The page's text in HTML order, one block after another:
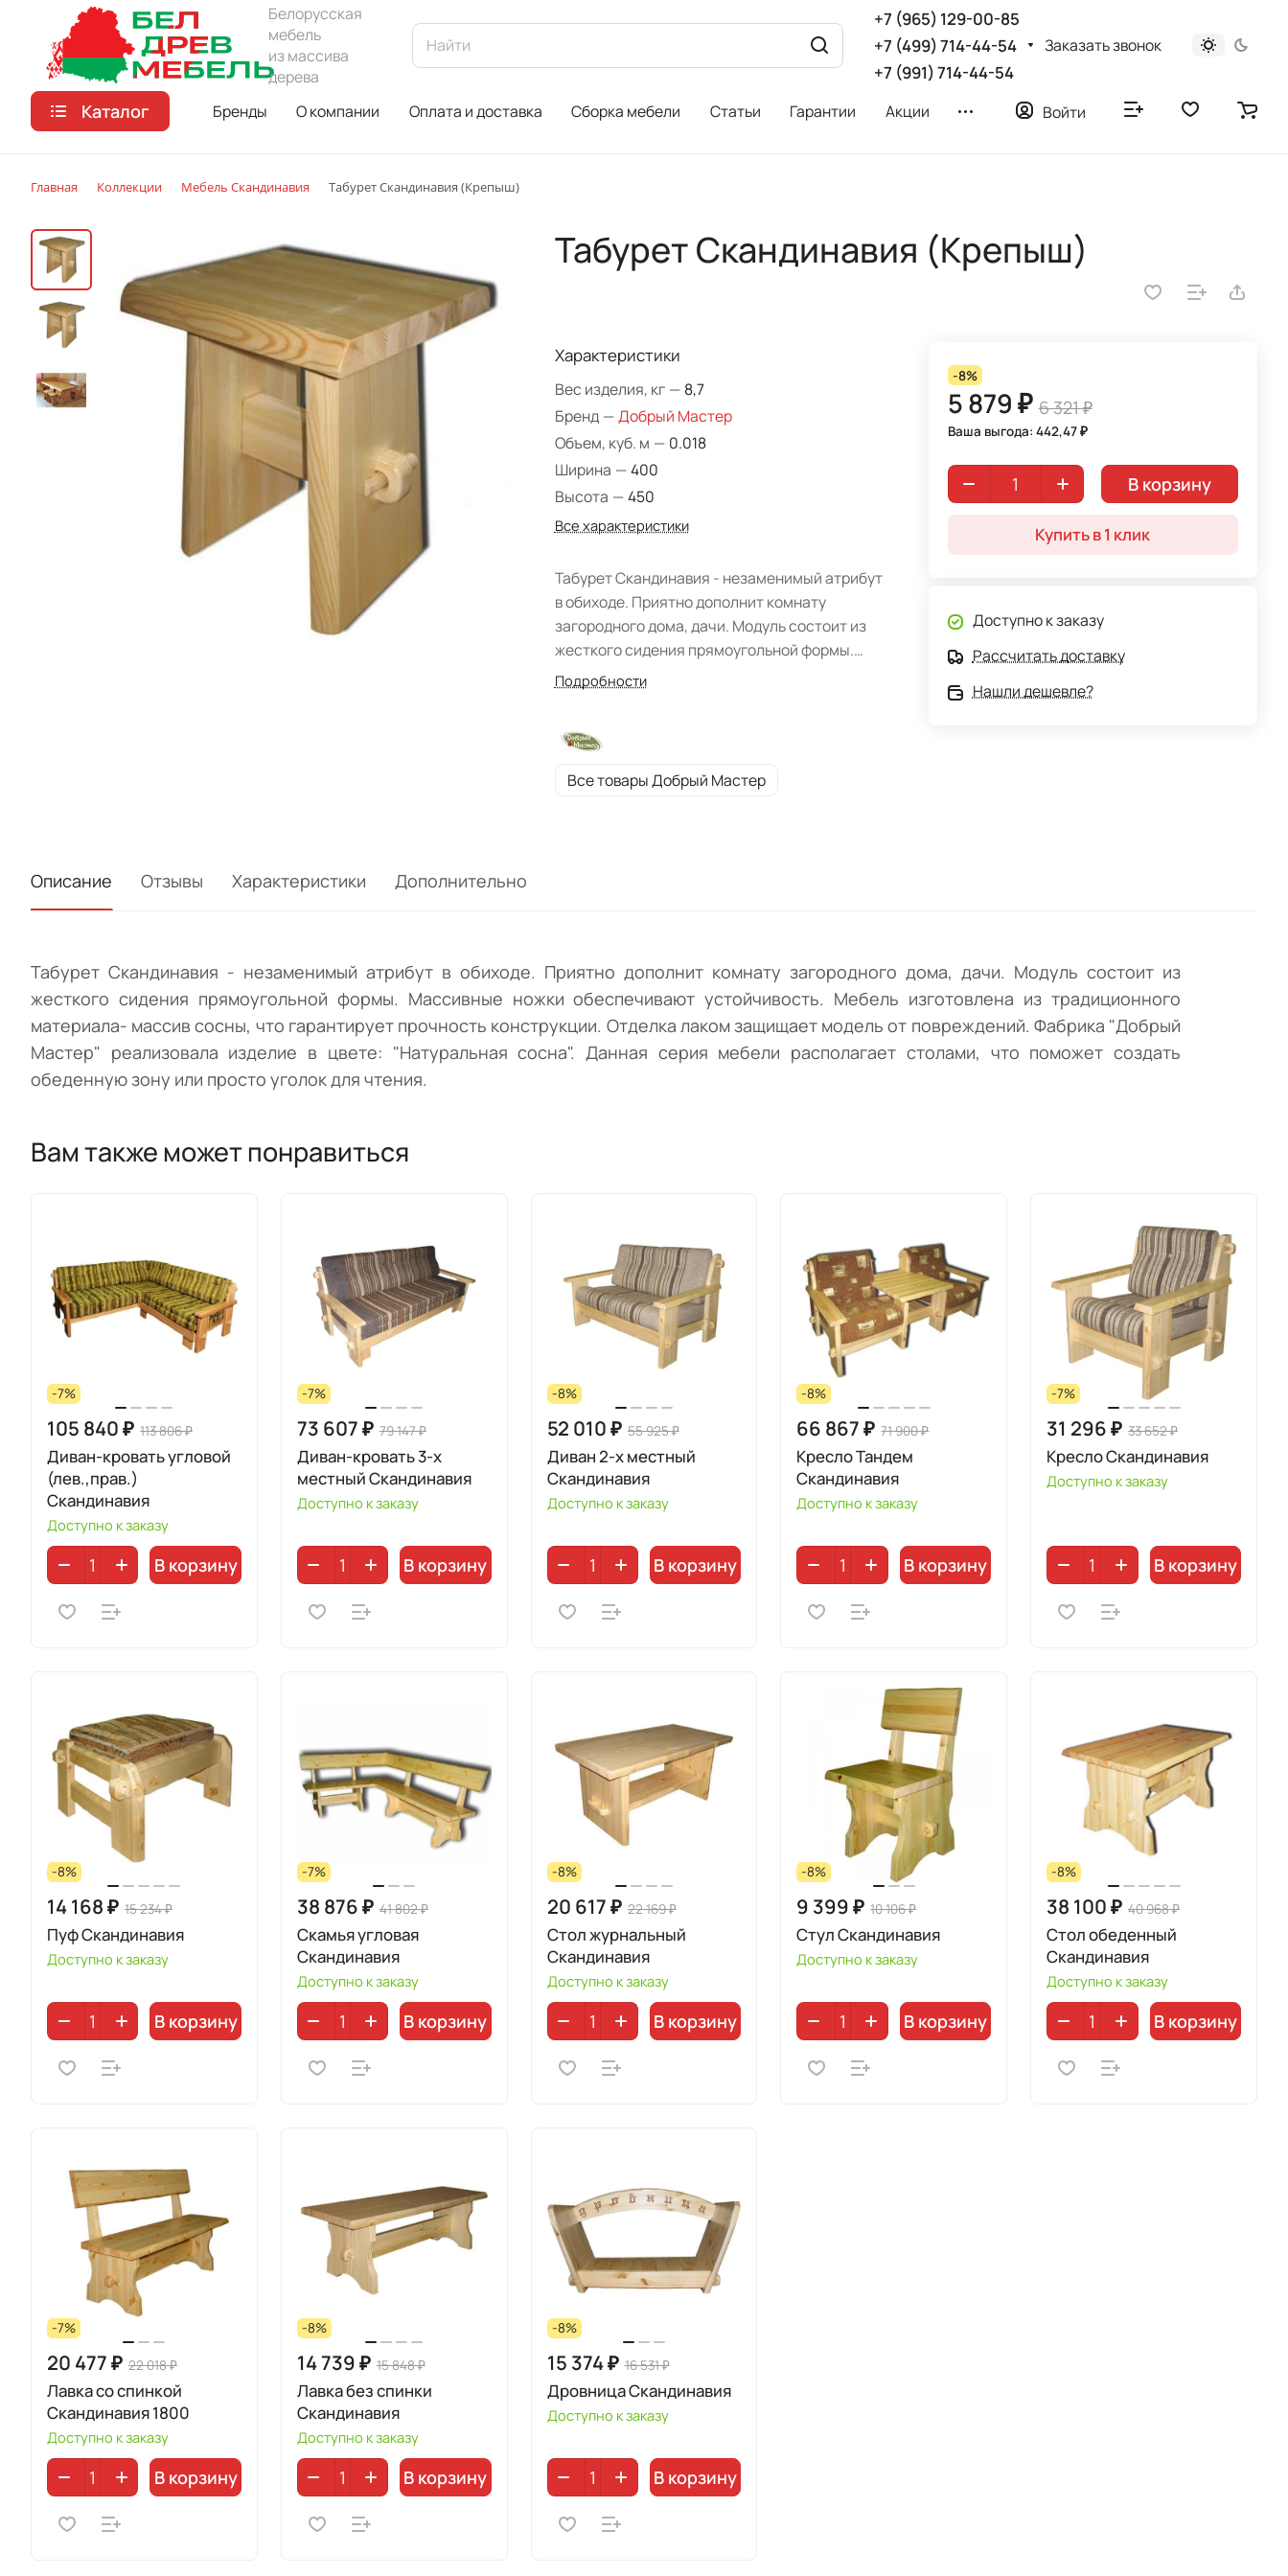
Белорусская
мебель
из массива
дерева
+7 (965) 129-00-85
+7 (499) 714-44-54
+7 (991) 714-44-54
Заказать звонок
Каталог Бренды О компании Оплата и доставка Сборка мебели Статьи Гарантии Акции Войти
Главная Коллекции Мебель Скандинавия Табурет Скандинавия (Крепыш)
Табурет Скандинавия (Крепыш)
Характеристики
Вес изделия, кг — 8,7
Бренд —Добрый Мастер
Объем, куб. м — 0.018
Ширина —400
Высота —450
Все характеристики
Табурет Скандинавия - незаменимый атрибут
в обиходе. Приятно дополнит комнату
загородного дома, дачи. Модуль состоит из
жесткого сидения прямоугольной формы.
Массивные ножки обеспечивают
гарантирует прочность конструкции. Отделка
лаком защищает модель от повреждений.
Фабрика "Добрый Мастер" реализовала
Подробности
Все товары Добрый Мастер
-8%
5 879 ₽ 6 321 ₽
Ваша выгода: 442,47 ₽
В корзину
Купить в 1 клик
Доступно к заказу
Рассчитать доставку
Нашли дешевле?
Описание Отзывы Характеристики Дополнительно
Табурет Скандинавия - незаменимый атрибут в обиходе. Приятно дополнит комнату загородного дома, дачи. Модуль состоит из
жесткого сидения прямоугольной формы. Массивные ножки обеспечивают устойчивость. Мебель изготовлена из традиционного
материала- массив сосны, что гарантирует прочность конструкции. Отделка лаком защищает модель от повреждений. Фабрика "Добрый
Мастер" реализовала изделие в цвете: "Натуральная сосна". Данная серия мебели располагает столами, что поможет создать
обеденную зону или просто уголок для чтения.
Вам также может понравиться
-7%
105 840 ₽ 113 806 ₽
Диван-кровать угловой
(лев.,прав.)
Скандинавия
Доступно к заказу
В корзину
-7%
73 607 ₽ 79 147 ₽
Диван-кровать 3-х
местный Скандинавия
Доступно к заказу
В корзину
-8%
52 010 ₽ 55 925 ₽
Диван 2-х местный
Скандинавия
Доступно к заказу
В корзину
-8%
66 867 ₽ 71 900 ₽
Кресло Тандем
Скандинавия
Доступно к заказу
В корзину
-7%
31 296 ₽ 33 652 ₽
Кресло Скандинавия
Доступно к заказу
В корзину
-8%
14 168 ₽ 15 234 ₽
Пуф Скандинавия
Доступно к заказу
В корзину
-7%
38 876 ₽ 41 802 ₽
Скамья угловая
Скандинавия
Доступно к заказу
В корзину
-8%
20 617 ₽ 22 169 ₽
Стол журнальный
Скандинавия
Доступно к заказу
В корзину
-8%
9 399 ₽ 10 106 ₽
Стул Скандинавия
Доступно к заказу
В корзину
-8%
38 100 ₽ 40 968 ₽
Стол обеденный
Скандинавия
Доступно к заказу
В корзину
-7%
20 477 ₽ 22 018 ₽
Лавка со спинкой
Скандинавия 1800
Доступно к заказу
В корзину
-8%
14 739 ₽ 15 848 ₽
Лавка без спинки
Скандинавия
Доступно к заказу
В корзину
-8%
15 374 ₽ 16 531 ₽
Дровница Скандинавия
Доступно к заказу
В корзину